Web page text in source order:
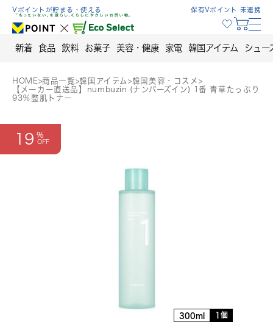
Skip
content
Vポイントが貯まる・使える 保有Vポイント 未連携
新着 食品 飲料 お菓子 美容・健康 家電 韓国アイテム シュー
HOME>商品一覧>韓国アイテム>韓国美容・コスメ >
【メーカー直送品】numbuzin (ナンバーズイン) 1番 青草たっぷり
93％整肌トナー
19
300ml 1個